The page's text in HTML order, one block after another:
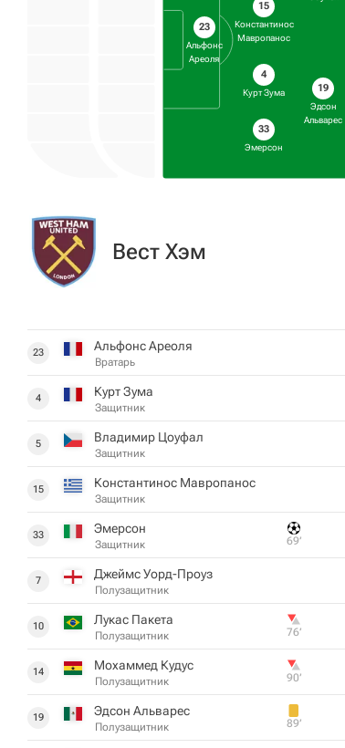
23
Альфонс
Ареоля
15
Константинос
Мавропанос
4
Курт Зума
33
Эмерсон
19
Эдсон
Альварес
Вест Хэм
23 Альфонс Ареоля
Вратарь
4 Курт Зума
Защитник
5 Владимир Цоуфал
Защитник
15 Константинос Мавропанос
Защитник
33 Эмерсон
Защитник 69‎’‎
7 Джеймс Уорд-Проуз
Полузащитник
10 Лукас Пакета
Полузащитник 76‎’‎
14 Мохаммед Кудус
Полузащитник 90‎’‎
19 Эдсон Альварес
Полузащитник 89‎’‎